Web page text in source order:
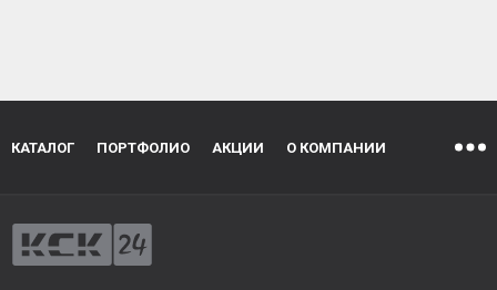
КАТАЛОГ ПОРТФОЛИО АКЦИИ О КОМПАНИИ